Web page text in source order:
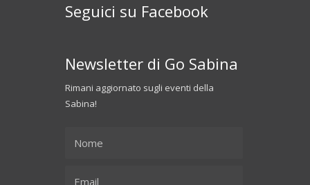
Seguici su Facebook
Newsletter di Go Sabina
Rimani aggiornato sugli eventi della
Sabina!